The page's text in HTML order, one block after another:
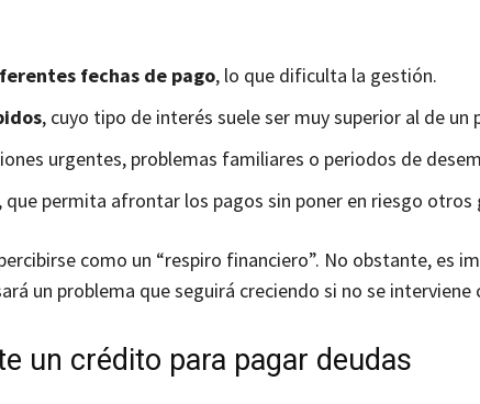
fechas de pago, lo que dificulta la gestión.
, cuyo tipo de interés suele ser muy superior al de
urgentes, problemas familiares o periodos de
, que permita afrontar los pagos sin poner en riesgo otros
como un “respiro financiero”. No obstante, es
un problema que seguirá creciendo si no se
un crédito para pagar deudas